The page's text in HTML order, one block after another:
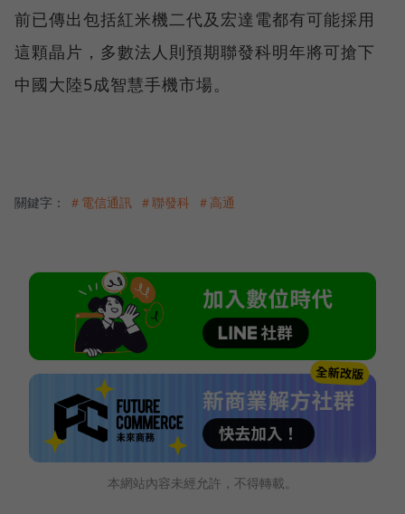
前已傳出包括紅米機二代及宏達電都有可能採用
這顆晶片，多數法人則預期聯發科明年將可搶下
中國大陸5成智慧手機市場。
關鍵字： ＃電信通訊 ＃聯發科 ＃高通
本網站內容未經允許，不得轉載。